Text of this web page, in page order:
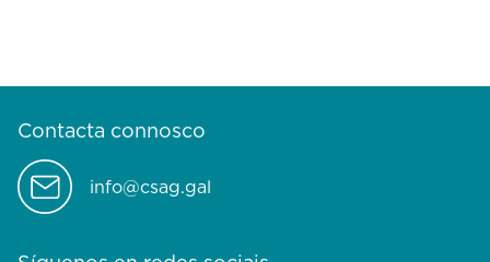
Contacta connosco
info@csag.gal